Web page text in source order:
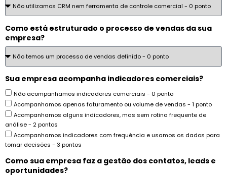
Como está estruturado o processo de vendas da sua
empresa?
Sua empresa acompanha indicadores comerciais?
Não acompanhamos indicadores comerciais - 0 ponto
Acompanhamos apenas faturamento ou volume de vendas - 1 ponto
Acompanhamos alguns indicadores, mas sem rotina frequente de
análise - 2 pontos
Acompanhamos indicadores com frequência e usamos os dados para
tomar decisões - 3 pontos
Como sua empresa faz a gestão dos contatos, leads e
oportunidades?